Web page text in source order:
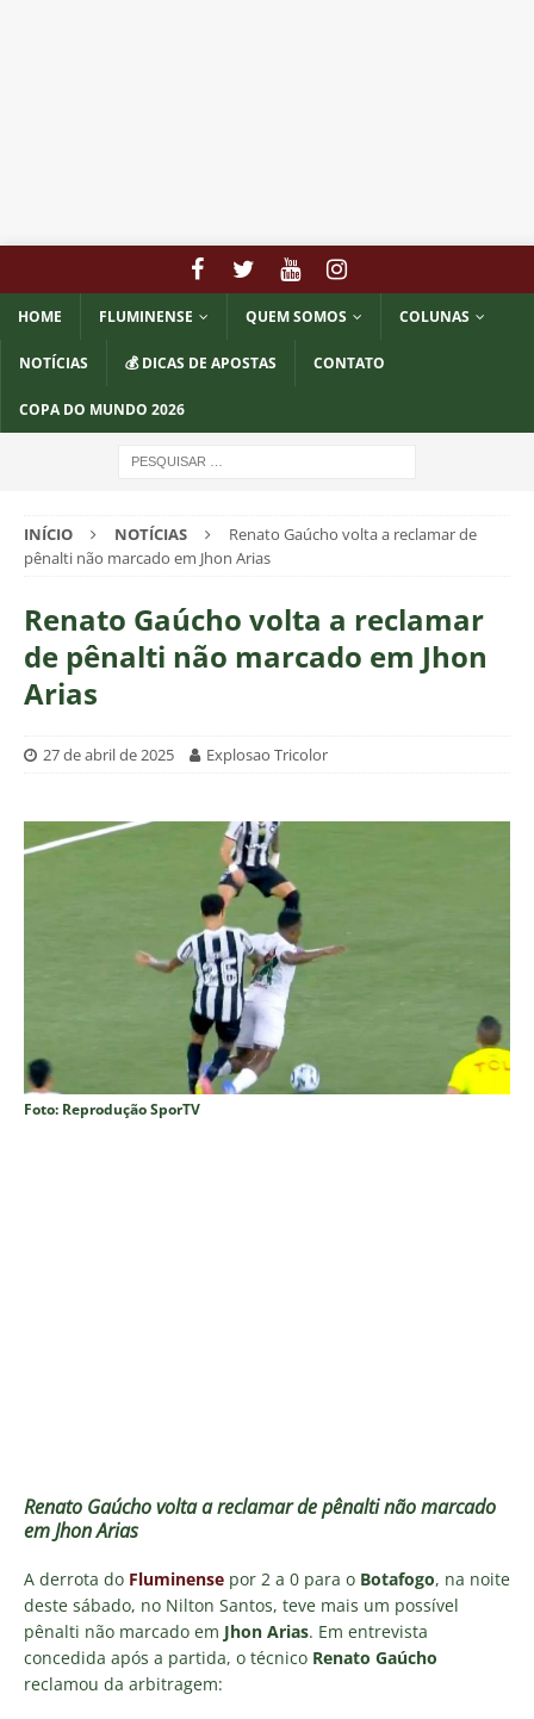
HOME FLUMINENSE QUEM SOMOS COLUNAS
NOTÍCIAS 💰 DICAS DE APOSTAS CONTATO
COPA DO MUNDO 2026
INÍCIO NOTÍCIAS
Renato Gaúcho volta a reclamar de
pênalti não marcado em Jhon Arias
Renato Gaúcho volta a reclamar
de pênalti não marcado em Jhon
Arias
27 de abril de 2025 Explosao Tricolor
Foto: Reprodução SporTV
Renato Gaúcho volta a reclamar de pênalti não marcado
em Jhon Arias
A derrota do Fluminense por 2 a 0 para o Botafogo, na noite
deste sábado, no Nilton Santos, teve mais um possível
pênalti não marcado em Jhon Arias. Em entrevista
concedida após a partida, o técnico Renato Gaúcho
reclamou da arbitragem: